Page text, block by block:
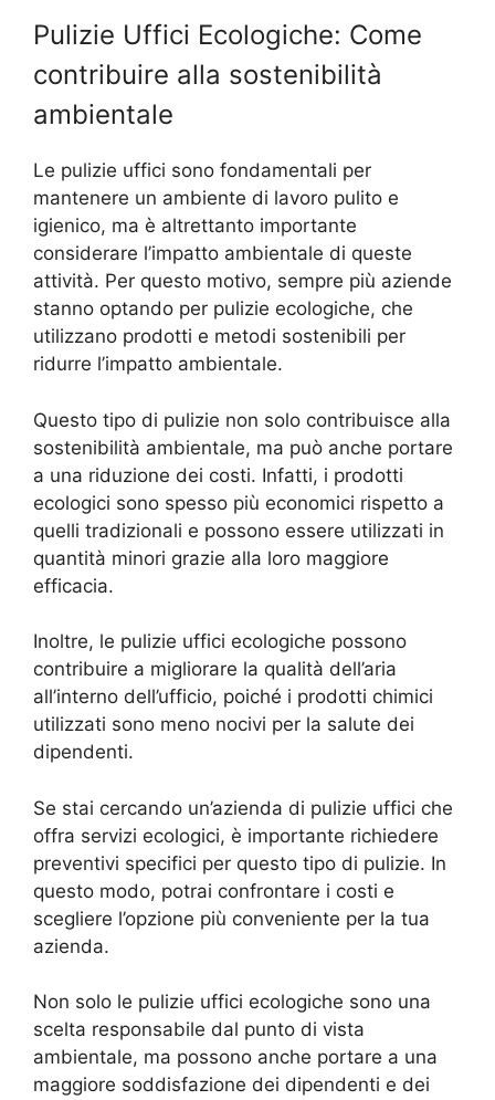
Pulizie Uffici Ecologiche: Come
contribuire alla sostenibilità
ambientale
Le pulizie uffici sono fondamentali per
mantenere un ambiente di lavoro pulito e
igienico, ma è altrettanto importante
considerare l’impatto ambientale di queste
attività. Per questo motivo, sempre più aziende
stanno optando per pulizie ecologiche, che
utilizzano prodotti e metodi sostenibili per
ridurre l’impatto ambientale.
Questo tipo di pulizie non solo contribuisce alla
sostenibilità ambientale, ma può anche portare
a una riduzione dei costi. Infatti, i prodotti
ecologici sono spesso più economici rispetto a
quelli tradizionali e possono essere utilizzati in
quantità minori grazie alla loro maggiore
efficacia.
Inoltre, le pulizie uffici ecologiche possono
contribuire a migliorare la qualità dell’aria
all’interno dell’ufficio, poiché i prodotti chimici
utilizzati sono meno nocivi per la salute dei
dipendenti.
Se stai cercando un’azienda di pulizie uffici che
offra servizi ecologici, è importante richiedere
preventivi specifici per questo tipo di pulizie. In
questo modo, potrai confrontare i costi e
scegliere l’opzione più conveniente per la tua
azienda.
Non solo le pulizie uffici ecologiche sono una
scelta responsabile dal punto di vista
ambientale, ma possono anche portare a una
maggiore soddisfazione dei dipendenti e dei